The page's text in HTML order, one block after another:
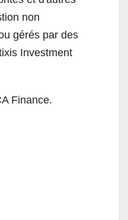
non
gérés par des
Investment
Finance.